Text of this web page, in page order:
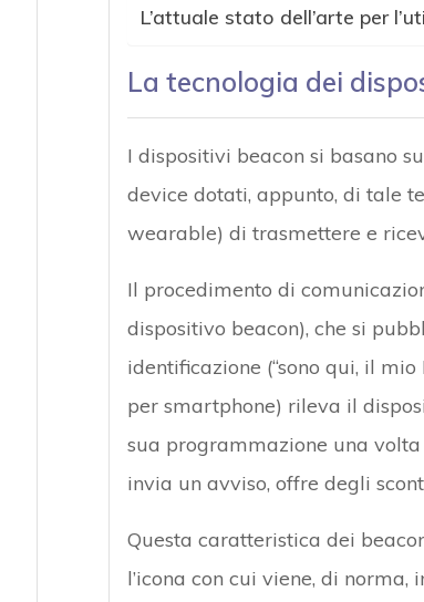
L’attuale stato dell’arte per
La tecnologia dei
I dispositivi beacon si basano
device dotati, appunto, di tale
wearable) di trasmettere e
Il procedimento di
dispositivo beacon), che si
identificazione (“sono qui, il mio
per smartphone) rileva il
sua programmazione una volta
invia un avviso, offre degli
Questa caratteristica dei
l’icona con cui viene, di